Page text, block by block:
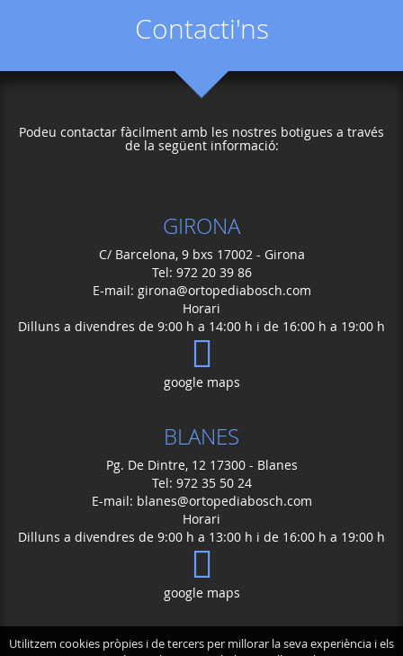
Utilitzem cookies pròpies i de tercers per millorar la seva experiència i els
Contacti'ns
Podeu contactar fàcilment amb les nostres botigues a través
de la següent informació:
GIRONA
C/ Barcelona, 9 bxs 17002 - Girona
Tel: 972 20 39 86
E-mail: girona@ortopediabosch.com
Horari
Dilluns a divendres de 9:00 h a 14:00 h i de 16:00 h a 19:00 h
google maps
BLANES
Pg. De Dintre, 12 17300 - Blanes
Tel: 972 35 50 24
E-mail: blanes@ortopediabosch.com
Horari
Dilluns a divendres de 9:00 h a 13:00 h i de 16:00 h a 19:00 h
google maps